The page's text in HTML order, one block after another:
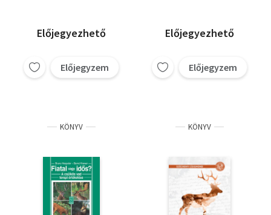
Előjegyezhető
Előjegyzem
Előjegyezhető
Előjegyzem
KÖNYV KÖNYV